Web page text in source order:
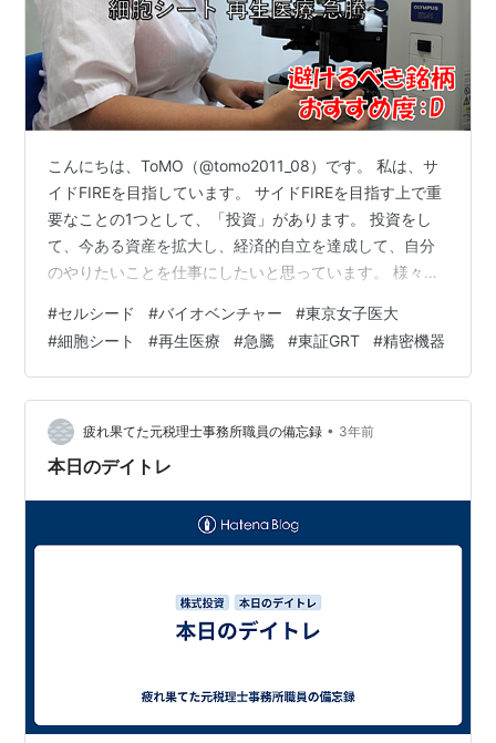
こんにちは、ToMO（@tomo2011_08）です。 私は、サ
イドFIREを目指しています。 サイドFIREを目指す上で重
要なことの1つとして、「投資」があります。 投資をし
て、今ある資産を拡大し、経済的自立を達成して、自分
のやりたいことを仕事にしたいと思っています。 様々な
あり、株式投資を行う上で株式銘柄を分析することは非
常に重要なことです。 日本株式投資をされる方の必需品
といえるのが、以下の四季報になります。 お持ちでない
方は、以下から購入して読まれることをお勧めします。
リンク 銘柄の事業内容は？、業績はどうか？、配当はい
くらなのか？…
#セルシード #バイオベンチャー #東京女子医大
#細胞シート #再生医療 #急騰 #東証GRT #精密機器
疲れ果てた元税理士事務所職員の備忘録 • 3年前
本日のデイトレ